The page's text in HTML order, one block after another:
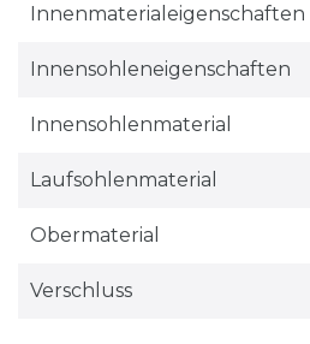
Innenmaterialeigenschaften
Innensohleneigenschaften
Innensohlenmaterial
Laufsohlenmaterial
Obermaterial
Verschluss